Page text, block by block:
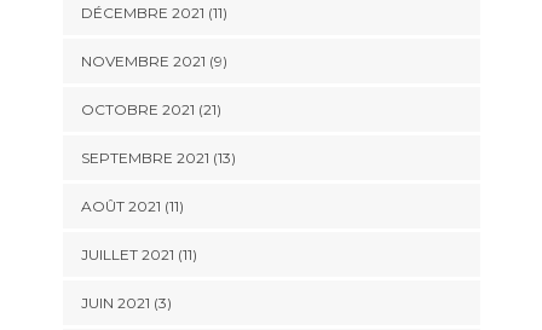
DÉCEMBRE 2021 (11)
NOVEMBRE 2021 (9)
OCTOBRE 2021 (21)
SEPTEMBRE 2021 (13)
AOÛT 2021 (11)
JUILLET 2021 (11)
JUIN 2021 (3)